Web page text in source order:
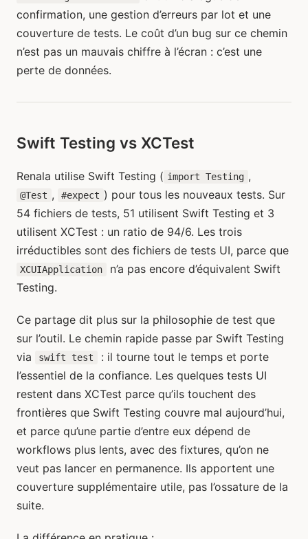
confirmation, une gestion d’erreurs par lot et une
couverture de tests. Le coût d’un bug sur ce chemin
n’est pas un mauvais chiffre à l’écran : c’est une
perte de données.
Swift Testing vs XCTest
Renala utilise Swift Testing ( import Testing ,
@Test , #expect ) pour tous les nouveaux tests. Sur
54 fichiers de tests, 51 utilisent Swift Testing et 3
utilisent XCTest : un ratio de 94/6. Les trois
irréductibles sont des fichiers de tests UI, parce que
XCUIApplication
n’a pas encore d’équivalent Swift
Testing.
Ce partage dit plus sur la philosophie de test que
sur l’outil. Le chemin rapide passe par Swift Testing
via
swift test
: il tourne tout le temps et porte
l’essentiel de la confiance. Les quelques tests UI
restent dans XCTest parce qu’ils touchent des
frontières que Swift Testing couvre mal aujourd’hui,
et parce qu’une partie d’entre eux dépend de
workflows plus lents, avec des fixtures, qu’on ne
veut pas lancer en permanence. Ils apportent une
couverture supplémentaire utile, pas l’ossature de la
suite.